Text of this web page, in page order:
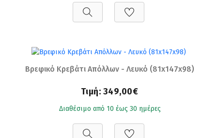
Βρεφικό Κρεβάτι Απόλλων - Λευκό (81x147x98)
Τιμή: 349,00€
Διαθέσιμο από 10 έως 30 ημέρες